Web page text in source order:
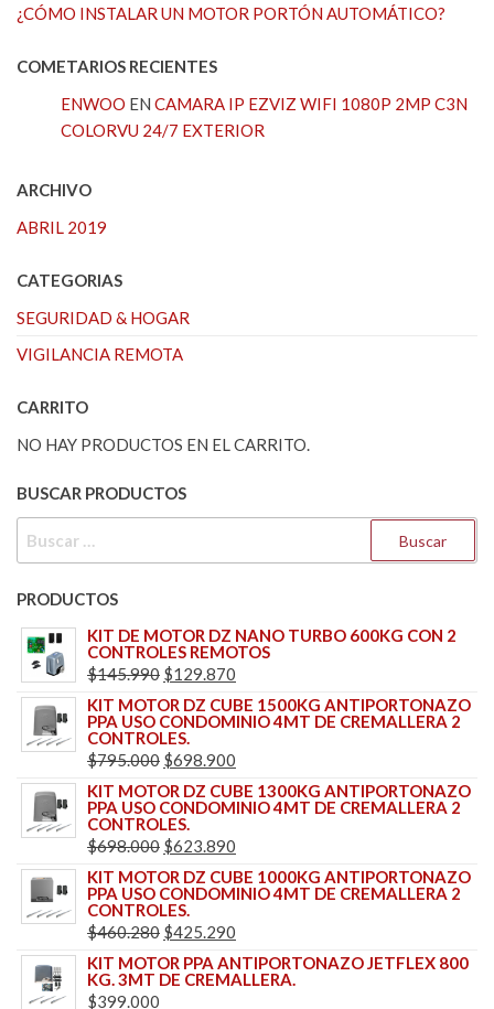
¿CÓMO INSTALAR UN MOTOR PORTÓN AUTOMÁTICO?
COMETARIOS RECIENTES
ENWOO EN CAMARA IP EZVIZ WIFI 1080P 2MP C3N
COLORVU 24/7 EXTERIOR
ARCHIVO
ABRIL 2019
CATEGORIAS
SEGURIDAD & HOGAR
VIGILANCIA REMOTA
CARRITO
NO HAY PRODUCTOS EN EL CARRITO.
BUSCAR PRODUCTOS
PRODUCTOS
KIT DE MOTOR DZ NANO TURBO 600KG CON 2
CONTROLES REMOTOS
$145.990 EL
PRECIO
ORIGINAL
ERA:
$129.870
PRECIO
ACTUAL
KIT MOTOR DZ CUBE 1500KG ANTIPORTONAZO
PPA USO CONDOMINIO 4MT DE CREMALLERA 2
CONTROLES.
$795.000 EL
PRECIO
ORIGINAL
ERA:
$698.900
PRECIO
ACTUAL
KIT MOTOR DZ CUBE 1300KG ANTIPORTONAZO
PPA USO CONDOMINIO 4MT DE CREMALLERA 2
CONTROLES.
$698.000 EL
PRECIO
ORIGINAL
ERA:
$623.890
PRECIO
ACTUAL
KIT MOTOR DZ CUBE 1000KG ANTIPORTONAZO
PPA USO CONDOMINIO 4MT DE CREMALLERA 2
CONTROLES.
$460.280 EL
PRECIO
ORIGINAL
$425.290
PRECIO
ACTUAL
KIT MOTOR PPA ANTIPORTONAZO JETFLEX 800
KG. 3MT DE CREMALLERA.
$399.000